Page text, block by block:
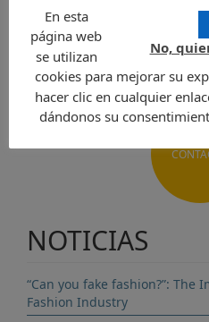
Enviar una
NOTICIAS
“Can you fake fashion?”:
Fashion Industry
No,
En esta
página web
se utilizan
cookies para mejorar su
hacer clic en cualquier
dándonos su